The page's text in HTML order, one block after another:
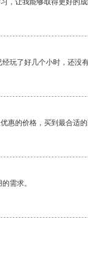
，让我能够取得更好的成
玩了好几个小时，还没有
惠的价格，买到最合适的
需求。